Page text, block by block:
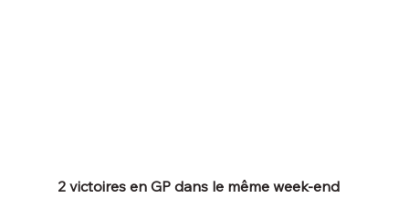
2 victoires en GP dans le même week-end